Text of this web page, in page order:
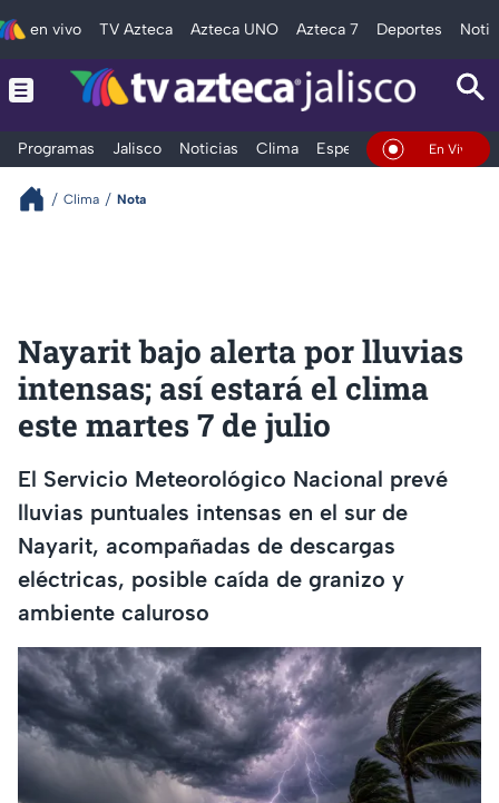
en vivo TV Azteca Azteca UNO Azteca 7 Deportes
Programas Jalisco Noticias Clima Espectáculos Deportes
En Vivo
Clima Nota
Nayarit bajo alerta por lluvias
intensas; así estará el clima
este martes 7 de julio
El Servicio Meteorológico Nacional prevé
lluvias puntuales intensas en el sur de
Nayarit, acompañadas de descargas
eléctricas, posible caída de granizo y
ambiente caluroso